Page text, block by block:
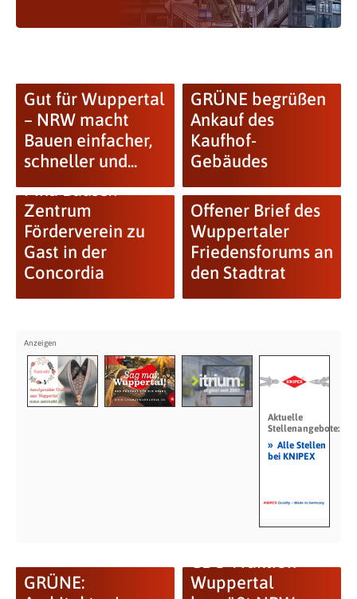
Gut für Wuppertal
– NRW macht
Bauen einfacher,
schneller und...
GRÜNE begrüßen
Ankauf des
Kaufhof-
Gebäudes
11. März / Der
Pina Bausch
Zentrum
Förderverein zu
Gast in der
Concordia
Offener Brief des
Wuppertaler
Friedensforums an
den Stadtrat
Aktuelle
Stellenangebote:
» Alle Stellen
bei KNIPEX
GRÜNE:
Wuppertal